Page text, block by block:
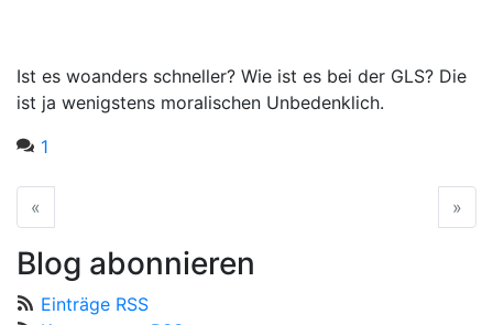
Ist es woanders schneller? Wie ist es bei der GLS? Die
ist ja wenigstens moralischen Unbedenklich.
1
« »
Blog abonnieren
Einträge RSS